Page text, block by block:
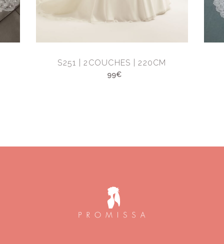
S251 | 2COUCHES | 220CM
99€